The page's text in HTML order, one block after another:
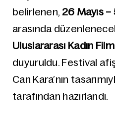
belirlenen, 26 Mayıs –
arasında
Uluslararası Kadın
duyuruldu. Festival
Can Kara’nın
tarafından hazırlandı.